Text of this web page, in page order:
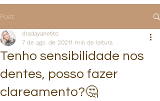
Post
Tenho sensibilidade nos
dentes, posso fazer
clareamento?🤔
dradayanetito
7 de ago. de 20211 min de leitura